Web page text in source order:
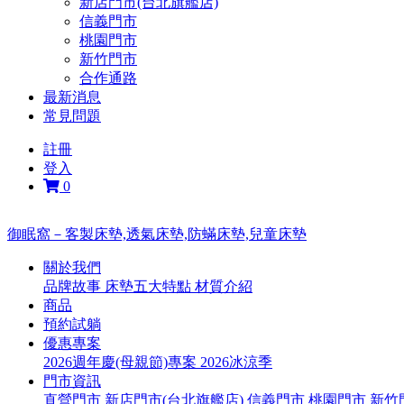
信義門市
桃園門市
新竹門市
合作通路
最新消息
常見問題
註冊
登入
0
御眠窩－客製床墊,透氣床墊,防蟎床墊,兒童床墊
關於我們
品牌故事 床墊五大特點 材質介紹
商品
預約試躺
優惠專案
2026週年慶(母親節)專案 2026冰涼季
門市資訊
直營門市 新店門市(台北旗艦店) 信義門市 桃園門市 新竹